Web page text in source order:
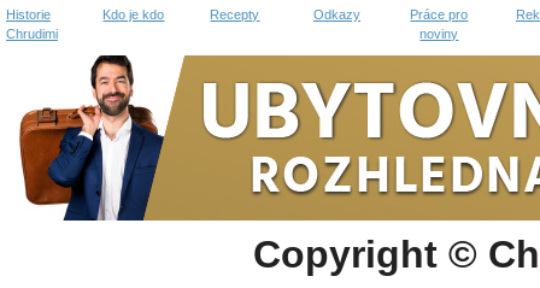
Historie
Chrudimi
Kdo je kdo Recepty Odkazy
Práce pro
noviny
Copyright ©